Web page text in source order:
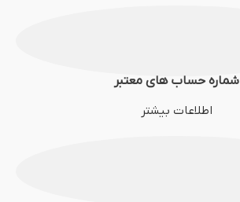
شماره حساب های معتبر
اطلاعات بیشتر